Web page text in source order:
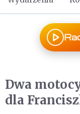
Dwa
dla